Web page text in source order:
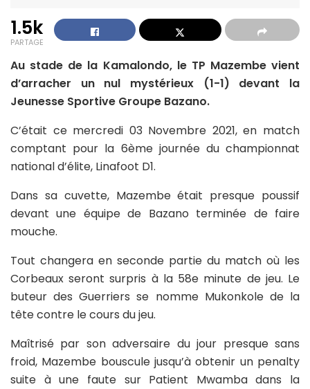
1.5k
PARTAGE
Au stade de la Kamalondo, le TP Mazembe vient
d’arracher un nul mystérieux (1-1) devant la
Jeunesse Sportive Groupe Bazano.
C’était ce mercredi 03 Novembre 2021, en match
comptant pour la 6ème journée du championnat
national d’élite, Linafoot D1.
Dans sa cuvette, Mazembe était presque poussif
devant une équipe de Bazano terminée de faire
mouche.
Tout changera en seconde partie du match où les
Corbeaux seront surpris à la 58e minute de jeu. Le
buteur des Guerriers se nomme Mukonkole de la
tête contre le cours du jeu.
Maîtrisé par son adversaire du jour presque sans
froid, Mazembe bouscule jusqu’à obtenir un penalty
suite à une faute sur Patient Mwamba dans la